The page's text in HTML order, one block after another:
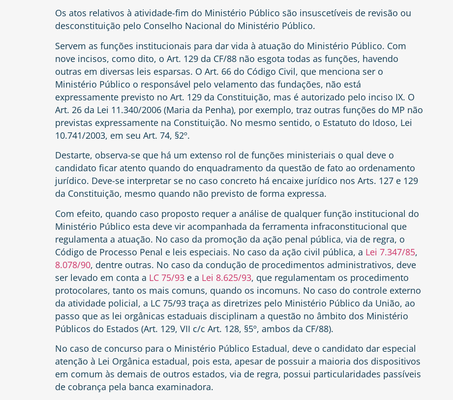
Os atos relativos à atividade-fim do Ministério Público são insuscetíveis de revisão ou
desconstituição pelo Conselho Nacional do Ministério Público.
Servem as funções institucionais para dar vida à atuação do Ministério Público. Com
nove incisos, como dito, o Art. 129 da CF/88 não esgota todas as funções, havendo
outras em diversas leis esparsas. O Art. 66 do Código Civil, que menciona ser o
Ministério Público o responsável pelo velamento das fundações, não está
expressamente previsto no Art. 129 da Constituição, mas é autorizado pelo inciso IX. O
Art. 26 da Lei 11.340/2006 (Maria da Penha), por exemplo, traz outras funções do MP não
previstas expressamente na Constituição. No mesmo sentido, o Estatuto do Idoso, Lei
10.741/2003, em seu Art. 74, §2º.
Destarte, observa-se que há um extenso rol de funções ministeriais o qual deve o
candidato ficar atento quando do enquadramento da questão de fato ao ordenamento
jurídico. Deve-se interpretar se no caso concreto há encaixe jurídico nos Arts. 127 e 129
da Constituição, mesmo quando não previsto de forma expressa.
Com efeito, quando caso proposto requer a análise de qualquer função institucional do
Ministério Público esta deve vir acompanhada da ferramenta infraconstitucional que
regulamenta a atuação. No caso da promoção da ação penal pública, via de regra, o
Código de Processo Penal e leis especiais. No caso da ação civil pública, a Lei 7.347/85,
8.078/90, dentre outras. No caso da condução de procedimentos administrativos, deve
ser levado em conta a LC 75/93 e a Lei 8.625/93, que regulamentam os procedimento
protocolares, tanto os mais comuns, quando os incomuns. No caso do controle externo
da atividade policial, a LC 75/93 traça as diretrizes pelo Ministério Público da União, ao
passo que as lei orgânicas estaduais disciplinam a questão no âmbito dos Ministério
Públicos do Estados (Art. 129, VII c/c Art. 128, §5º, ambos da CF/88).
No caso de concurso para o Ministério Público Estadual, deve o candidato dar especial
atenção à Lei Orgânica estadual, pois esta, apesar de possuir a maioria dos dispositivos
em comum às demais de outros estados, via de regra, possui particularidades passíveis
de cobrança pela banca examinadora.